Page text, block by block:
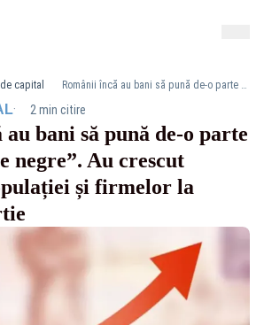
capital Românii încă au bani să pună de-o parte și „pentru zile negre”. Au crescut depozitele populației și firmelor la bănci, în martie
· 2 min citire
bani să pună de-o parte
negre”. Au crescut
și firmelor la